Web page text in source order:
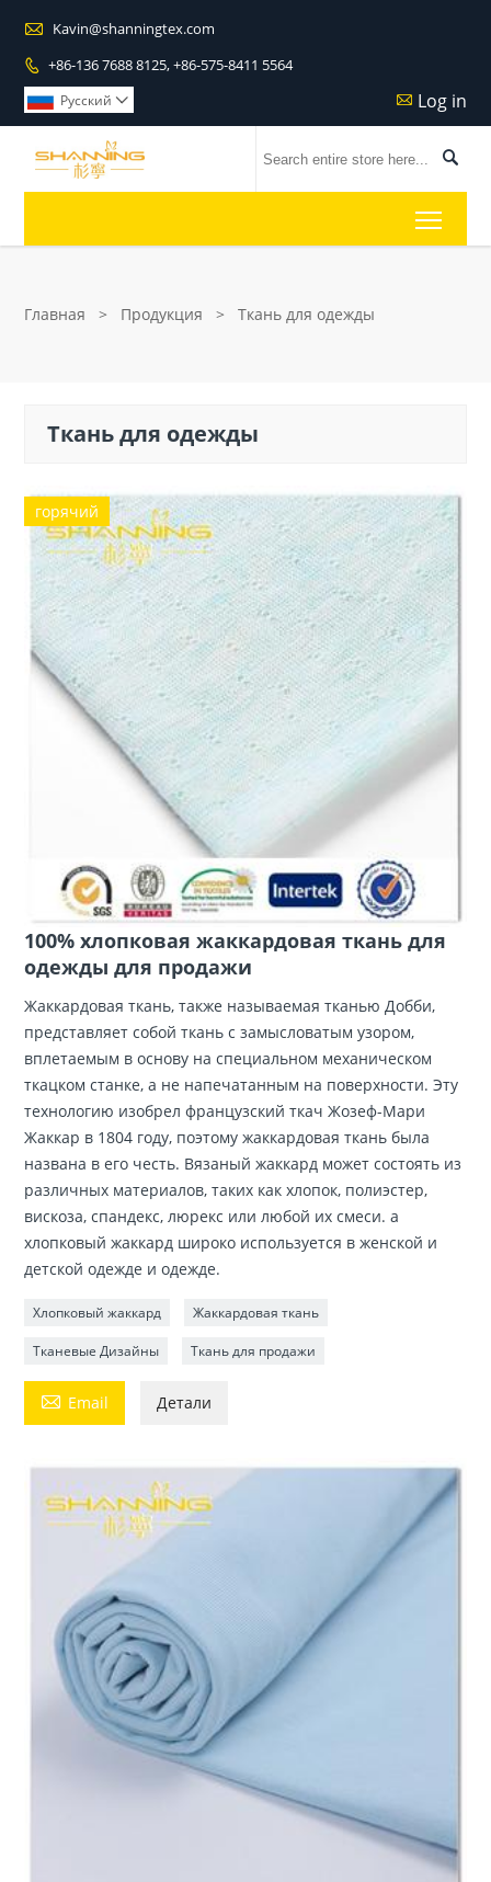
 Kavin@shanningtex.com
 +86-136 7688 8125, +86-575-8411 5564
 Log in
Pусский 

Главная > Продукция > Ткань для одежды
Ткань для одежды
горячий
100% хлопковая жаккардовая ткань для
одежды для продажи
Жаккардовая ткань, также называемая тканью Добби,
представляет собой ткань с замысловатым узором,
вплетаемым в основу на специальном механическом
ткацком станке, а не напечатанным на поверхности. Эту
технологию изобрел французский ткач Жозеф-Мари
Жаккар в 1804 году, поэтому жаккардовая ткань была
названа в его честь. Вязаный жаккард может состоять из
различных материалов, таких как хлопок, полиэстер,
вискоза, спандекс, люрекс или любой их смеси. а
хлопковый жаккард широко используется в женской и
детской одежде и одежде.
Хлопковый жаккард Жаккардовая ткань
Тканевые Дизайны Ткань для продажи
 Email Детали